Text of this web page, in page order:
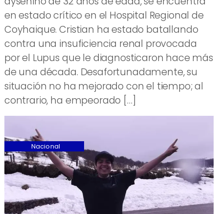
en estado crítico en el Hospital Regional de
Coyhaique. Cristian ha estado batallando
contra una insuficiencia renal provocada
por el Lupus que le diagnosticaron hace más
de una década. Desafortunadamente, su
situación no ha mejorado con el tiempo; al
contrario, ha empeorado […]
Nacional